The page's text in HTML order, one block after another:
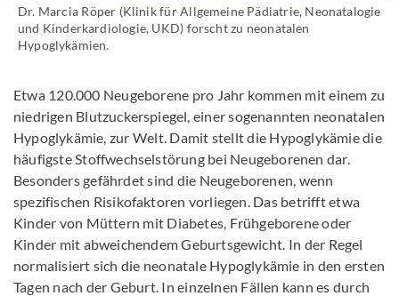
Dr. Marcia Röper (Klinik für Allgemeine Pädiatrie, Neonatalogie
und Kinderkardiologie, UKD) forscht zu neonatalen
Hypoglykämien.
Etwa 120.000 Neugeborene pro Jahr kommen mit einem zu
niedrigen Blutzuckerspiegel, einer sogenannten neonatalen
Hypoglykämie, zur Welt. Damit stellt die Hypoglykämie die
häufigste Stoffwechselstörung bei Neugeborenen dar.
Besonders gefährdet sind die Neugeborenen, wenn
spezifischen Risikofaktoren vorliegen. Das betrifft etwa
Kinder von Müttern mit Diabetes, Frühgeborene oder
Kinder mit abweichendem Geburtsgewicht. In der Regel
normalisiert sich die neonatale Hypoglykämie in den ersten
Tagen nach der Geburt. In einzelnen Fällen kann es durch